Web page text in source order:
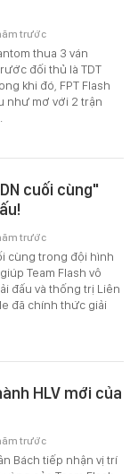
thua 3 ván
đối thủ là TDT
khi đó, FPT Flash
như mơ với 2 trận
trước
cuối cùng"
cùng trong đội hình
Team Flash vô
đấu và thống trị Liên
đã chính thức giải
trước
HLV mới của
Bách tiếp nhận vị trí
trước